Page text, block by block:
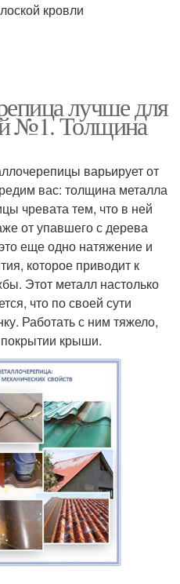
кровли
лучше для
№1. Толщина
варьирует от
вас: толщина металла
чревата тем, что в ней
от упавшего с дерева
еще одно натяжение и
которое приводит к
Этот металл настолько
что по своей сути
Работать с ним тяжело,
покрытии крыши.